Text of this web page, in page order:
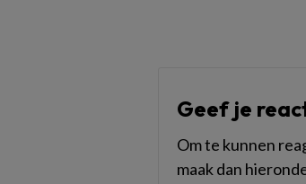
Geef je
Om te kunnen
maak dan